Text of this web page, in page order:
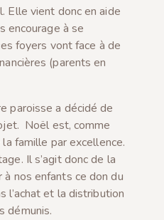
Elle vient donc en aide
encourage à se
foyers vont face à de
(parents en
paroisse a décidé de
Noël est, comme
famille par excellence.
Il s’agit donc de la
nos enfants ce don du
l’achat et la distribution
démunis.